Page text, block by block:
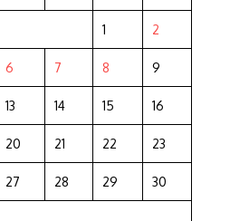
1 2
6 7 8 9
13 14 15 16
20 21 22 23
27 28 29 30